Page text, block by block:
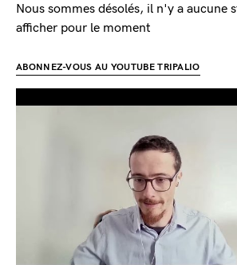
Nous sommes désolés, il n'y a aucune
afficher pour le moment
ABONNEZ-VOUS AU YOUTUBE TRIPALIO